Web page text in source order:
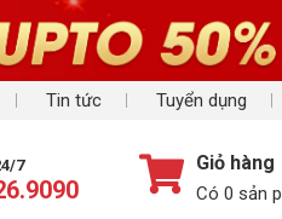
Tin tức Tuyển dụng
7 Giỏ hàng
Có 0 sản